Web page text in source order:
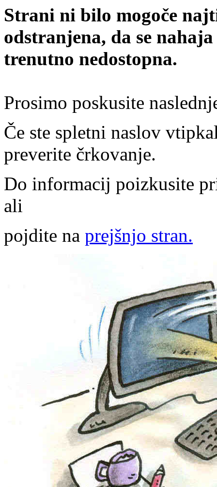
Strani ni bilo mogoče
odstranjena, da se
trenutno nedostopna.
Prosimo poskusite
Če ste spletni naslov
preverite črkovanje.
Do informacij poizkusite
ali
pojdite na prejšnjo stran.